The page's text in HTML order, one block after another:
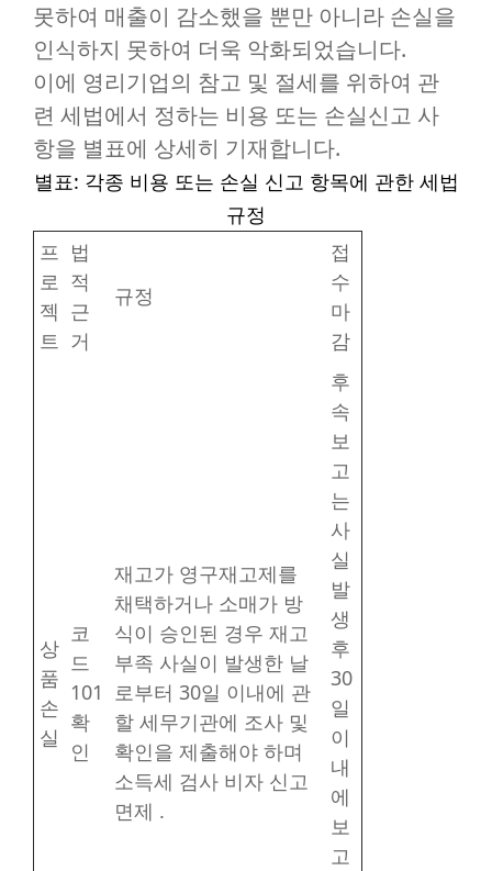
못하여 매출이 감소했을 뿐만 아니라 손실을
인식하지 못하여 더욱 악화되었습니다.
이에 영리기업의 참고 및 절세를 위하여 관
련 세법에서 정하는 비용 또는 손실신고 사
항을 별표에 상세히 기재합니다.
별표: 각종 비용 또는 손실 신고 항목에 관한 세법
규정
프
로
젝
트
법
적
근
거
규정
접
수
마
감
상
품
손
실
코
드
101
확
인
재고가 영구재고제를
채택하거나 소매가 방
식이 승인된 경우 재고
부족 사실이 발생한 날
로부터 30일 이내에 관
할 세무기관에 조사 및
확인을 제출해야 하며
소득세 검사 비자 신고
면제 .
후
속
보
고
는
사
실
발
생
후
30
일
이
내
에
보
고